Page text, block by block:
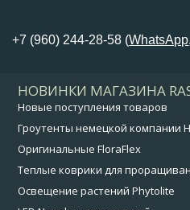
+7 (960) 244-28-58 (WhatsApp
НОВИНКИ МАГАЗИНА
Новые поступления товаров
Гроутенты немецкой компании
Оригинальные FloraFlex
Теплые коврики для
Освещение растений Phytolite